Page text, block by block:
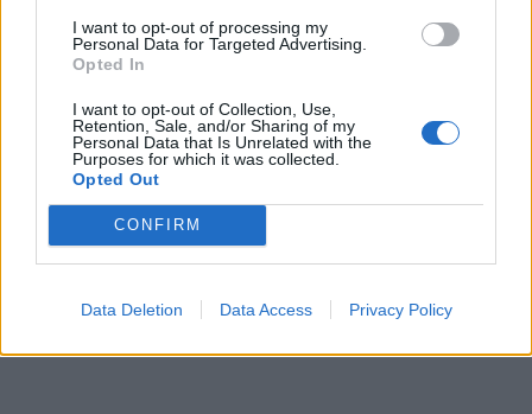
I want to opt-out of processing my
Personal Data for Targeted Advertising.
Opted In
I want to opt-out of Collection, Use,
Retention, Sale, and/or Sharing of my
Personal Data that Is Unrelated with the
Purposes for which it was collected.
Opted Out
CONFIRM
Data Deletion Data Access Privacy Policy
Στ. Παπασταύρου: Άμεσα αντιδιαβρωτικά έργα στη
Δυτική Αττική
06/08/2026 - 15:17 ΠΟΛΙΤΙΚΗ
Συνάλλαγμα: Το ευρώ υποχωρεί κατά 0,11%, στα
1,1541 δολάρια
06/08/2026 - 14:59 ΟΙΚΟΝΟΜΙΑ
ΟΛΕΣ ΟΙ ΕΙΔΗΣΕΙΣ